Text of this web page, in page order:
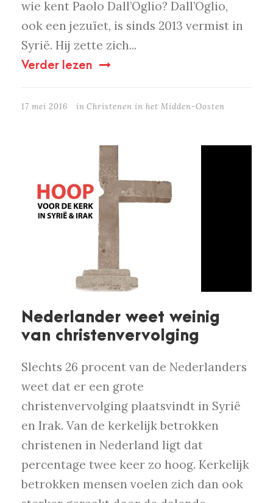
wie kent Paolo Dall’Oglio? Dall’Oglio,
ook een jezuïet, is sinds 2013 vermist in
Syrië. Hij zette zich...
Verder lezen
17 mei 2016 in Christenen in het Midden-Oosten
Nederlander weet weinig
van christenvervolging
Slechts 26 procent van de Nederlanders
weet dat er een grote
christenvervolging plaatsvindt in Syrië
en Irak. Van de kerkelijk betrokken
christenen in Nederland ligt dat
percentage twee keer zo hoog. Kerkelijk
betrokken mensen voelen zich dan ook